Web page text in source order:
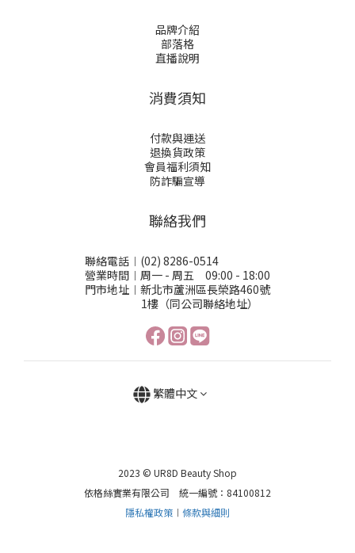
品牌介紹
部落格
直播說明
消費須知
付款與運送
退換貨政策
會員福利須知
防詐騙宣導
聯絡我們
聯絡電話︱(02) 8286-0514
營業時間︱周一 - 周五 09:00 - 18:00
門市地址︱新北市蘆洲區長榮路460號
1樓（同公司聯絡地址）
繁體中文
2023 © UR8D Beauty Shop
依格絲實業有限公司 統一編號：84100812
隱私權政策 ︱ 條款與細則